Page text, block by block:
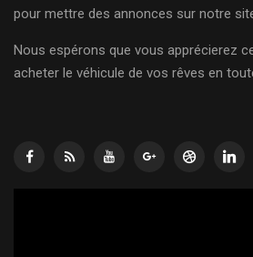
pour mettre des annonces sur notre
Nous espérons que vous apprécierez
acheter le véhicule de vos rêves en